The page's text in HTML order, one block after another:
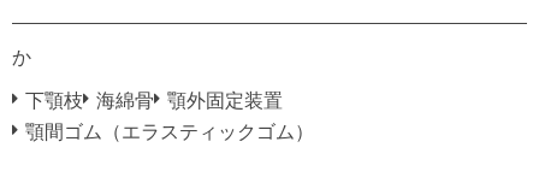
か
下顎枝 海綿骨
顎外固定装置
顎間ゴム（エラスティックゴム）